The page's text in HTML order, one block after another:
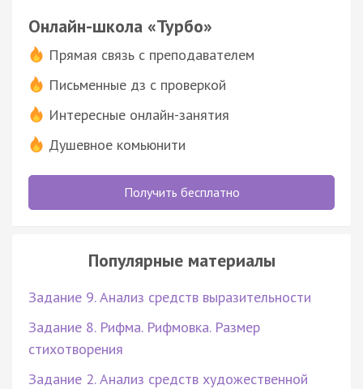
Онлайн-школа «Турбо»
Прямая связь с преподавателем
Письменные дз с проверкой
Интересные онлайн-занятия
Душевное комьюнити
Получить бесплатно
Популярные материалы
Задание 9. Анализ средств выразительности
Задание 8. Рифма. Рифмовка. Размер
стихотворения
Задание 2. Анализ средств художественной